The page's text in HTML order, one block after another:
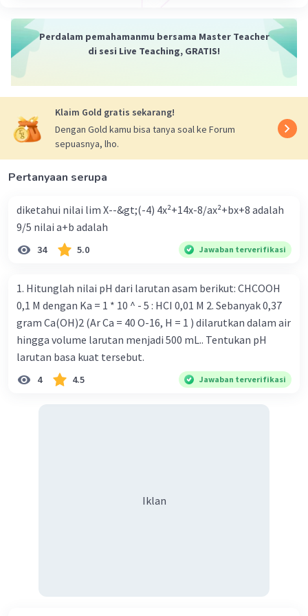
Semoga penjelasan ini bermanfaat!
Perdalam pemahamanmu bersama Master Teacher
di sesi Live Teaching, GRATIS!
Klaim Gold gratis sekarang!
Dengan Gold kamu bisa tanya soal ke Forum
sepuasnya, lho.
Pertanyaan serupa
diketahui nilai lim X--&gt;(-4) 4x²+14x-8/ax²+bx+8 adalah
9/5 nilai a+b adalah
34 5.0 Jawaban terverifikasi
1. Hitunglah nilai pH dari larutan asam berikut: CHCOOH
0,1 M dengan Ka = 1 * 10 ^ - 5 : HCI 0,01 M 2. Sebanyak 0,37
gram Ca(OH)2 (Ar Ca = 40 O-16, H = 1 ) dilarutkan dalam air
hingga volume larutan menjadi 500 mL.. Tentukan pH
larutan basa kuat tersebut.
4 4.5 Jawaban terverifikasi
Iklan